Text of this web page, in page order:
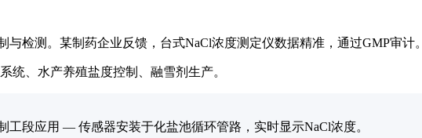
与检测。某制药企业反馈，台式NaCl浓度测定仪数据精准，通过GMP审计。
统、水产养殖盐度控制、融雪剂生产。
段应用 — 传感器安装于化盐池循环管路，实时显示NaCl浓度。